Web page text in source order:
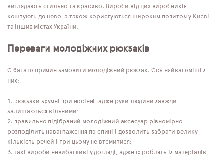
виглядають стильно та красиво. Вироби від цих виробників
коштують дешево, а також користуються широким попитом у Києві
та інших містах України.
Переваги молодіжних рюкзаків
Є багато причин замовити молодіжний рюкзак. Ось найвагоміші з
них:
рюкзаки зручні при носінні, адже руки людини завжди
залишаються вільними;
правильно підібраний молодіжний аксесуар рівномірно
розподілить навантаження по спині і дозволить забрати велику
кількість речей і при цьому не втомитися;
такі вироби невибагливі у догляді, адже їх роблять із матеріалів,